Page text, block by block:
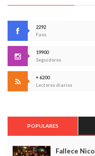
2292
Fans
19900
Seguidores
+ 6200
Lectores diarios
POPULARES
Fallece